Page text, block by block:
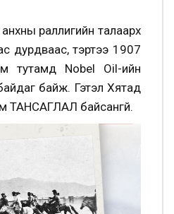
анхны раллигийн талаарх
дурдваас, тэртээ 1907
тутамд Nobel Oil-ийн
байж. Гэтэл Хятад
ТАНСАГЛАЛ байсангүй.